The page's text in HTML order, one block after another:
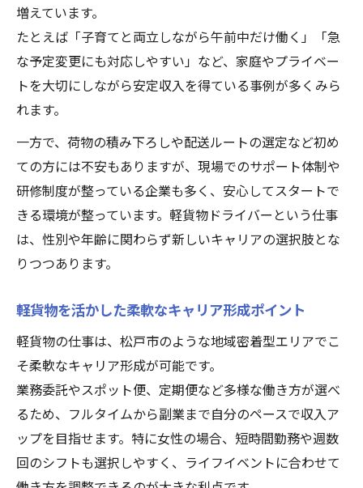
松戸市で役立つ軽貨物配送の具体的な使用
例
軽貨物によるスポット便や定期便の現場体
験
軽貨物を使った松戸市の女性活躍実例を解
説
松戸市ならではの軽貨物配送の働き方とは
軽貨物を使った女性目線の副業アイデア
軽貨物を活かした女性向け副業の始め方
副業で選ばれる軽貨物配送のポイント紹介
軽貨物による副収入実現のアイデアと体験
女性が安心して挑戦できる軽貨物副業例
軽貨物副業に必要な準備と心構えを解説
宅配からスポット便まで軽貨物活用術
軽貨物スポット便とは何か分かりやすく解
説
増えています。
たとえば「子育てと両立しながら午前中だけ働く」「急
な予定変更にも対応しやすい」など、家庭やプライベー
トを大切にしながら安定収入を得ている事例が多くみら
れます。
一方で、荷物の積み下ろしや配送ルートの選定など初め
ての方には不安もありますが、現場でのサポート体制や
研修制度が整っている企業も多く、安心してスタートで
きる環境が整っています。軽貨物ドライバーという仕事
は、性別や年齢に関わらず新しいキャリアの選択肢とな
りつつあります。
軽貨物を活かした柔軟なキャリア形成ポイント
軽貨物の仕事は、松戸市のような地域密着型エリアでこ
そ柔軟なキャリア形成が可能です。
業務委託やスポット便、定期便など多様な働き方が選べ
るため、フルタイムから副業まで自分のペースで収入ア
ップを目指せます。特に女性の場合、短時間勤務や週数
回のシフトも選択しやすく、ライフイベントに合わせて